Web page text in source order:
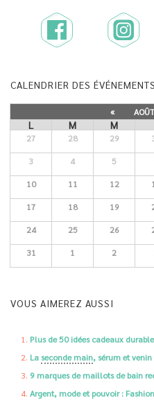
CALENDRIER DES ÉVÉNEMENTS
«
L M M
27 28 29
3 4 5
10 11 12
17 18 19
24 25 26
31 1 2
VOUS AIMEREZ AUSSI
Plus de 50 idées cadeaux
La seconde main, sérum et
9 marques de maillots de bain
Argent, mode et pouvoir :